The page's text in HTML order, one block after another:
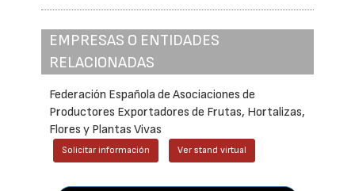
EMPRESAS O ENTIDADES
RELACIONADAS
Federación Española de Asociaciones de
Productores Exportadores de Frutas, Hortalizas,
Flores y Plantas Vivas
Solicitar información Ver stand virtual